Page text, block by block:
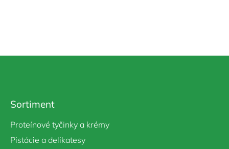
Sortiment
Proteínové tyčinky a krémy
Pistácie a delikatesy